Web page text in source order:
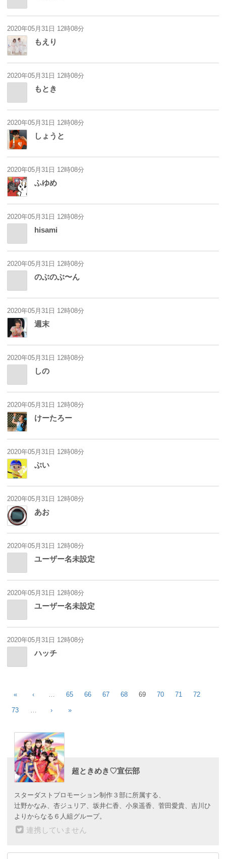
2020年05月31日 12時08分
もえり
2020年05月31日 12時08分
もとき
2020年05月31日 12時08分
しょうと
2020年05月31日 12時08分
ふゆめ
2020年05月31日 12時08分
hisami
2020年05月31日 12時08分
のぶのぶ〜ん
2020年05月31日 12時08分
週末
2020年05月31日 12時08分
しの
2020年05月31日 12時08分
けーたろー
2020年05月31日 12時08分
ぶい
2020年05月31日 12時08分
あお
2020年05月31日 12時08分
ユーザー名未設定
2020年05月31日 12時08分
ユーザー名未設定
2020年05月31日 12時08分
ハッチ
« ‹ … 65 66 67 68 69 70 71 72
73 … › »
超ときめき♡宣伝部
スターダストプロモーション制作３部に所属する、
辻野かなみ、杏ジュリア、坂井仁香、小泉遥香、菅田愛貴、吉川ひ
よりからなる６人組グループ。
連携していません